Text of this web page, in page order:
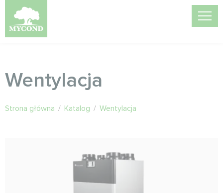
Wentylacja
Strona główna / Katalog / Wentylacja